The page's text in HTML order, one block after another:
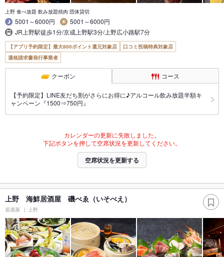
上野 食べ放題 飲み放題焼肉 団体貸切
5001～6000円
5001～6000円
JR上野駅徒歩1分/京成上野駅3分/上野広小路駅7分
【アプリ予約限定】最大800ポイント還元対象店
口コミ投稿特典対象店
適格請求書発行事業者
クーポン コース
【予約限定】LINE友だち割がさらにお得に♪アルコール飲み放題半額キ
ャンペーン『1500⇒750円』
カレンダーの更新に失敗しました。
下記ボタンを押して空席状況を更新してください。
空席状況を更新する
上野 海鮮居酒屋 磯べゑ（いそべえ）
居酒屋 上野